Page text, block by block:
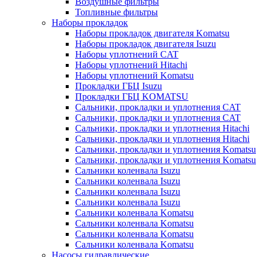
Топливные фильтры
Наборы прокладок
Наборы прокладок двигателя Komatsu
Наборы прокладок двигателя Isuzu
Наборы уплотнений CAT
Наборы уплотнений Hitachi
Наборы уплотнений Komatsu
Прокладки ГБЦ Isuzu
Прокладки ГБЦ KOMATSU
Сальники, прокладки и уплотнения CAT
Сальники, прокладки и уплотнения CAT
Сальники, прокладки и уплотнения Hitachi
Сальники, прокладки и уплотнения Hitachi
Сальники, прокладки и уплотнения Komatsu
Сальники, прокладки и уплотнения Komatsu
Сальники коленвала Isuzu
Сальники коленвала Isuzu
Сальники коленвала Isuzu
Сальники коленвала Isuzu
Сальники коленвала Komatsu
Сальники коленвала Komatsu
Сальники коленвала Komatsu
Сальники коленвала Komatsu
Насосы гидравлические